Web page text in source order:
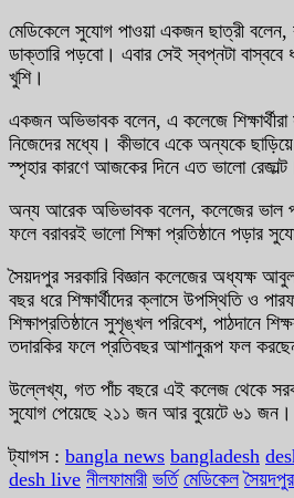
মেডিকেলে সুযোগ পাওয়া একজন ছাত্রী বলেন,
ডাক্তারি পড়বো। এবার সেই স্বপ্নটা
খুশি।
একজন অভিভাবক বলেন, এ কলেজে শিক্ষার্থীরা
নিজেদের মধ্যে। কীভাবে একে অন্যকে
স্পৃহার কারণে আজকের দিনে এত ভালো
অন্য আরেক অভিভাবক বলেন, কলেজের ভাল
ফলে বরাবরই ভালো শিক্ষা প্রতিষ্ঠানে পড়ার
সৈয়দপুর সরকারি বিজ্ঞান কলেজের অধ্যক্ষ
বছর ধরে শিক্ষার্থীদের ক্লাসে উপস্থিতি ও
শিক্ষাপ্রতিষ্ঠানে সুশৃঙ্খল পরিবেশ, পাঠদানে
তদারকির ফলে প্রতিবছর আশানুরূপ ফল করছেন
উল্লেখ্য, গত পাঁচ বছরে এই কলেজ থেকে
সুযোগ পেয়েছে ২১১ জন আর বুয়েটে ৬১ জন।
ট্যাগস : bangla news bangladesh
desh live নীলফামারী ভর্তি মেডিকেল